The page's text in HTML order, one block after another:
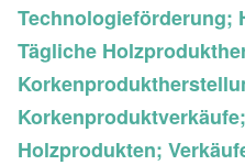
Technologieförderung;
Tägliche
Holzprodukten;